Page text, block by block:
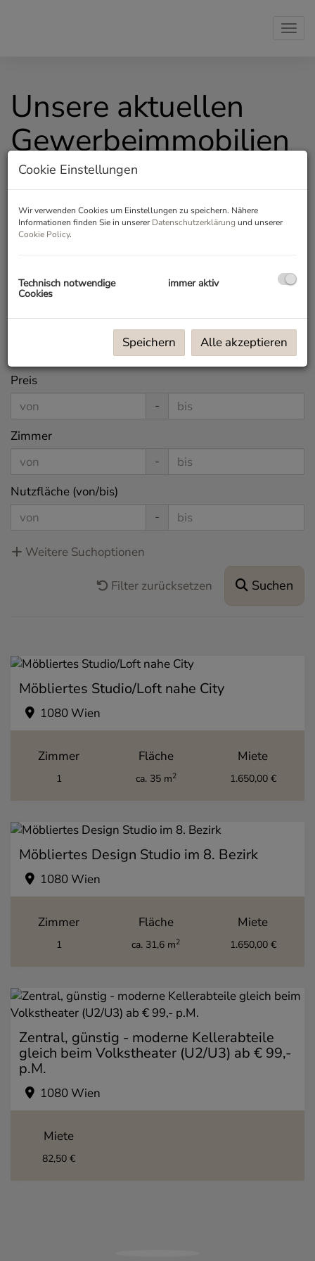
Unsere aktuellen
Gewerbeimmobilien
Alle
Miete
Kauf
Preis
-
Zimmer
-
Nutzfläche (von/bis)
-
Weitere Suchoptionen
Filter zurücksetzen Suchen
Möbliertes Studio/Loft nahe City
1080 Wien
Zimmer
1
Fläche
ca. 35 m2
Miete
1.650,00 €
Möbliertes Design Studio im 8. Bezirk
1080 Wien
Zimmer
1
Fläche
ca. 31,6 m2
Miete
1.650,00 €
Zentral, günstig - moderne Kellerabteile
gleich beim Volkstheater (U2/U3) ab € 99,-
p.M.
1080 Wien
Miete
82,50 €
Cookie Einstellungen
Wir verwenden Cookies um Einstellungen zu speichern. Nähere
Informationen finden Sie in unsererDatenschutzerklärung und unserer
Cookie Policy.
Technisch notwendige
Cookies
immer aktiv
Speichern Alle akzeptieren